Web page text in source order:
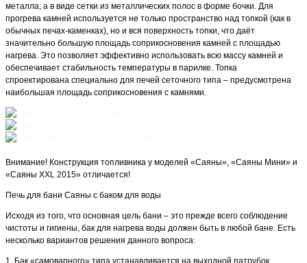
металла, а в виде сетки из металлических полос в форме бочки. Для
прогрева камней используется не только пространство над топкой (как в
обычных печах-каменках), но и вся поверхность топки, что даёт
значительно большую площадь соприкосновения камней с площадью
нагрева. Это позволяет эффективно использовать всю массу камней и
обеспечивает стабильность температуры в парилке. Топка
спроектирована специально для печей сеточного типа – предусмотрена
наибольшая площадь соприкосновения с камнями.
Внимание! Конструкция топливника у моделей «Саяны», «Саяны Мини» и
«Саяны XXL 2015» отличается!
Печь для бани Саяны с баком для воды
Исходя из того, что основная цель бани – это прежде всего соблюдение
чистоты и гигиены, бак для нагрева воды должен быть в любой бане. Есть
несколько вариантов решения данного вопроса:
1. Бак «самоварного» типа устанавливается на выходной патрубок